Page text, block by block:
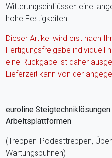
Witterungseinflüssen eine
hohe Festigkeiten.
Dieser Artikel wird erst nach
Fertigungsfreigabe individuell
eine Rückgabe ist daher
Lieferzeit kann von der
euroline
Arbeitsplattformen
(Treppen, Podesttreppen,
Wartungsbühnen)